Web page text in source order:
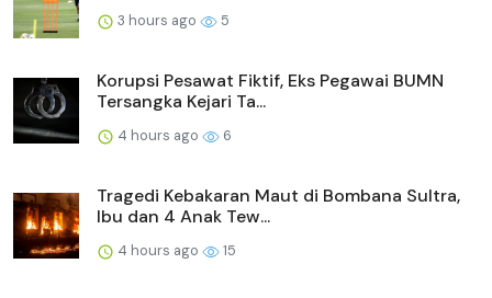
3 hours ago 5
Korupsi Pesawat Fiktif, Eks Pegawai BUMN
Tersangka Kejari Ta...
4 hours ago 6
Tragedi Kebakaran Maut di Bombana Sultra,
Ibu dan 4 Anak Tew...
4 hours ago 15